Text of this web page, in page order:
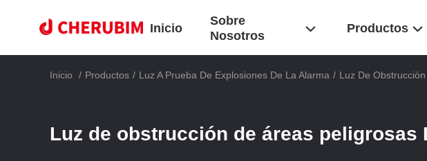
Inicio
Sobre
Nosotros
Productos
Inicio / Productos / Luz A Prueba De Explosiones De La Alarma / Luz De
Luz de obstrucción de áreas peligrosas